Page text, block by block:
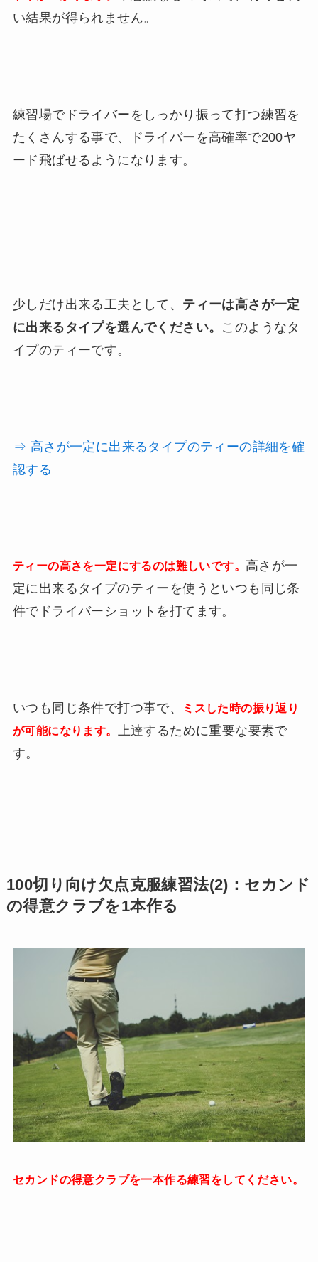
い結果が得られません。
練習場でドライバーをしっかり振って打つ練習を
たくさんする事で、ドライバーを高確率で200ヤ
ード飛ばせるようになります。
少しだけ出来る工夫として、 ティーは高さが一定
に出来るタイプを選んでください。 このようなタ
イプのティーです。
⇒ 高さが一定に出来るタイプのティーの詳細を確
認する
ティーの高さを一定にするのは難しいです。 高さが一
定に出来るタイプのティーを使うといつも同じ条
件でドライバーショットを打てます。
いつも同じ条件で打つ事で、
ミスした時の振り返り
が可能になります。 上達するために重要な要素で
す。
100切り向け欠点克服練習法(2)：セカンド
の得意クラブを1本作る
セカンドの得意クラブを一本作る練習をしてください。